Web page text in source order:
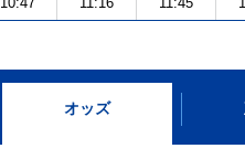
オッズ